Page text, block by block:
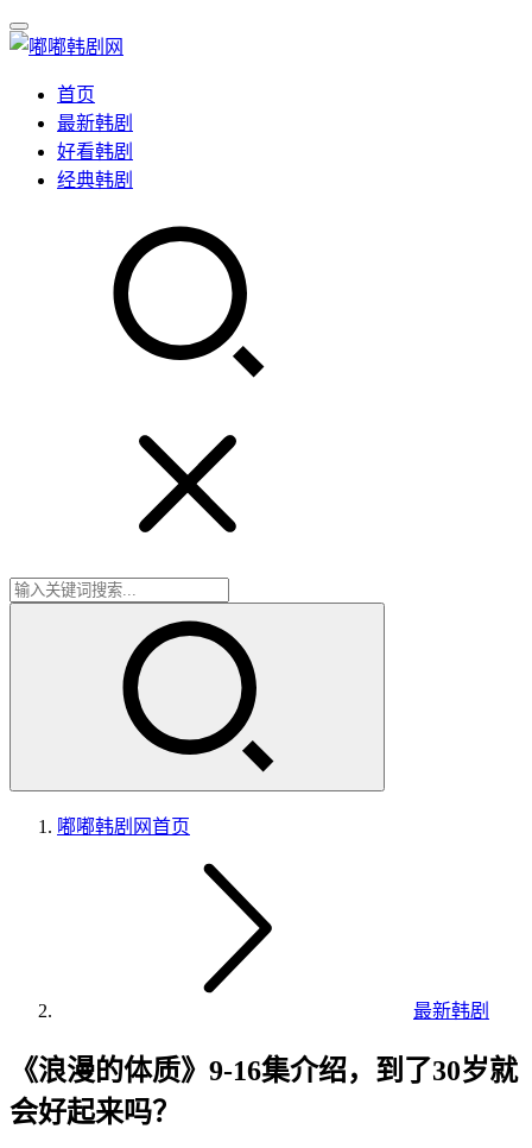
首页
最新韩剧
好看韩剧
经典韩剧
嘟嘟韩剧网首页
最新韩剧
《浪漫的体质》9-16集介绍，到了30岁就
会好起来吗？